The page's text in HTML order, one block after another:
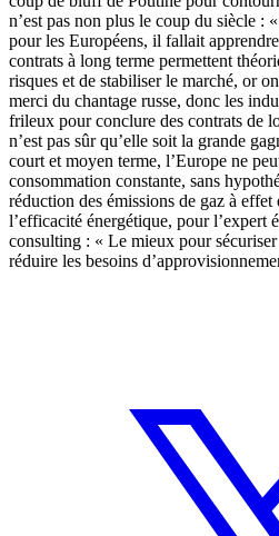
n’est pas non plus le coup du siècle :
pour les Européens, il fallait
contrats à long terme permettent
risques et de stabiliser le marché, or
merci du chantage russe, donc les
frileux pour conclure des contrats de
n’est pas sûr qu’elle soit la grande
court et moyen terme, l’Europe ne
consommation constante, sans
réduction des émissions de gaz à effet
l’efficacité énergétique, pour l’expert
consulting : « Le mieux pour
réduire les besoins